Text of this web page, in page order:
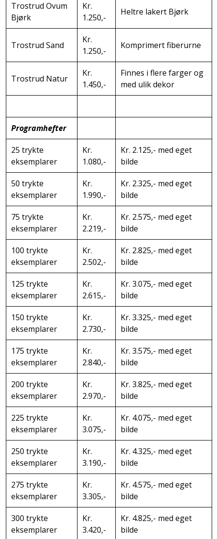
Trostrud Ovum
Bjørk
Kr.
1.250,-
Heltre lakert Bjørk
Trostrud Sand
Kr.
1.250,-
Komprimert fiberurne
Trostrud Natur
Kr.
1.450,-
Finnes i flere farger og
med ulik dekor
Programhefter
25 trykte
eksemplarer
Kr.
1.080,-
Kr. 2.125,- med eget
bilde
50 trykte
eksemplarer
Kr.
1.990,-
Kr. 2.325,- med eget
bilde
75 trykte
eksemplarer
Kr.
2.219,-
Kr. 2.575,- med eget
bilde
100 trykte
eksemplarer
Kr.
2.502,-
Kr. 2.825,- med eget
bilde
125 trykte
eksemplarer
Kr.
2.615,-
Kr. 3.075,- med eget
bilde
150 trykte
eksemplarer
Kr.
2.730,-
Kr. 3.325,- med eget
bilde
175 trykte
eksemplarer
Kr.
2.840,-
Kr. 3.575,- med eget
bilde
200 trykte
eksemplarer
Kr.
2.970,-
Kr. 3.825,- med eget
bilde
225 trykte
eksemplarer
Kr.
3.075,-
Kr. 4.075,- med eget
bilde
250 trykte
eksemplarer
Kr.
3.190,-
Kr. 4.325,- med eget
bilde
275 trykte
eksemplarer
Kr.
3.305,-
Kr. 4.575,- med eget
bilde
300 trykte
eksemplarer
Kr.
3.420,-
Kr. 4.825,- med eget
bilde